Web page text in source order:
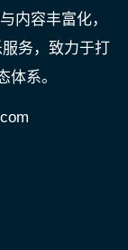
内容丰富化，
务，致力于打
系。